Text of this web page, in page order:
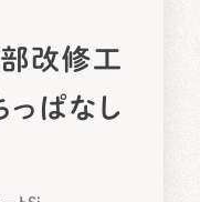
改修工
ぱなし